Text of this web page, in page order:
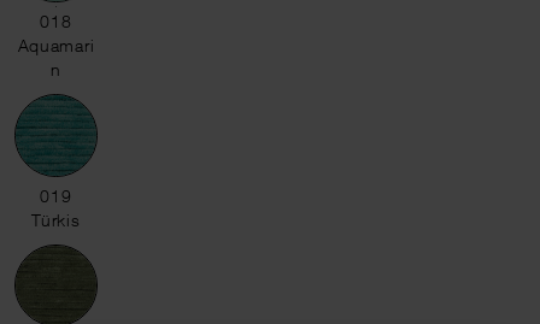
018 Aquamarin
018
Aquamari
n
019 Türkis
019
Türkis